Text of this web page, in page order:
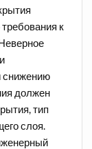
к
снижению
должен
тип
слоя.